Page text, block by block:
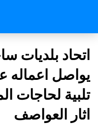
اتحاد بلديات
يواصل اعماله
تلبية لحاجات
اثار العواصف